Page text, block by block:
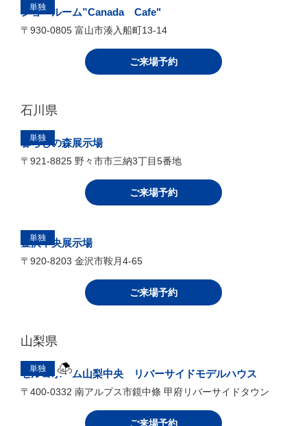
セルコホーム名古屋西 永和モデルハウス
〒496-0921 愛西市大井町姥弥八１８９−４
総合
セルコホーム小牧 販売型オープンハウス
ご来場予約